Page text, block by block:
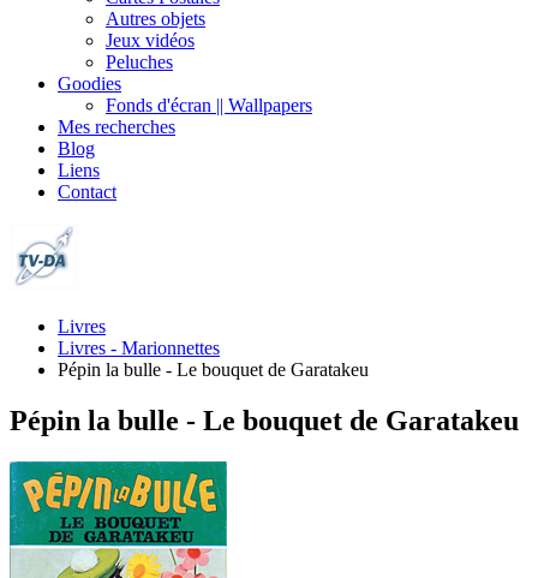
Autres objets
Jeux vidéos
Peluches
Goodies
Fonds d'écran || Wallpapers
Mes recherches
Blog
Liens
Contact
Livres
Livres - Marionnettes
Pépin la bulle - Le bouquet de Garatakeu
Pépin la bulle - Le bouquet de Garatakeu